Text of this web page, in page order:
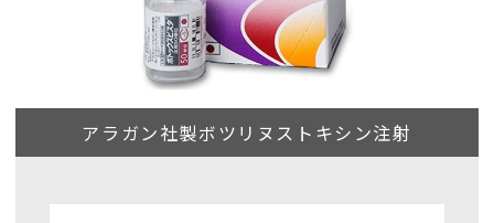
アラガン社製ボツリヌストキシン注射